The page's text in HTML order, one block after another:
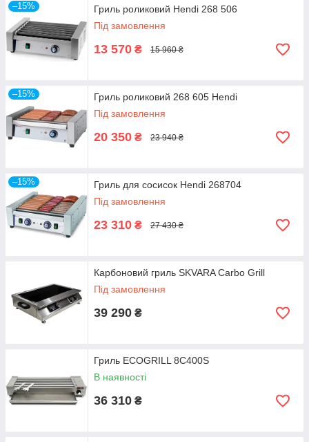
–15%
Гриль роликовий Hendi 268 506
Під замовлення
13 570 ₴ 15 960 ₴
–15%
Гриль роликовий 268 605 Hendi
Під замовлення
20 350 ₴ 23 940 ₴
–15%
Гриль для сосисок Hendi 268704
Під замовлення
23 310 ₴ 27 430 ₴
Карбоновий гриль SKVARA Carbo Grill
Під замовлення
39 290 ₴
Гриль ECOGRILL 8C400S
В наявності
36 310 ₴